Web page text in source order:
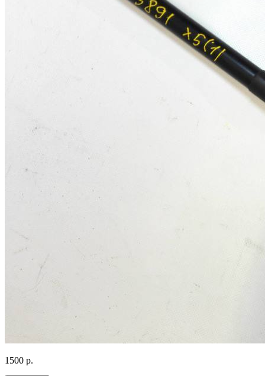
1500 р.